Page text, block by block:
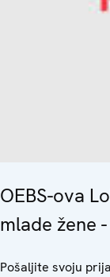
OEBS-ova
mlade žene
Pošaljite svoju